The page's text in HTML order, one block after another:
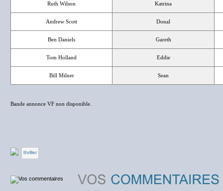
Ruth Wilson Katrina
Andrew Scott Donal
Ben Daniels Gareth
Tom Holland Eddie
Bill Milner Sean
Bande annonce VF non disponible.
thriller